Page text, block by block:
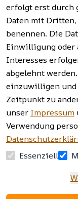
erfolgt erst durch
Daten mit
benennen. Die
Einwilligung oder
Interesses
abgelehnt
einzuwilligen
Zeitpunkt zu
unser Impressum
Verwendung
Essenziell
Vertrag
widerrufen
Facebook |
Instagram |
Newsletter